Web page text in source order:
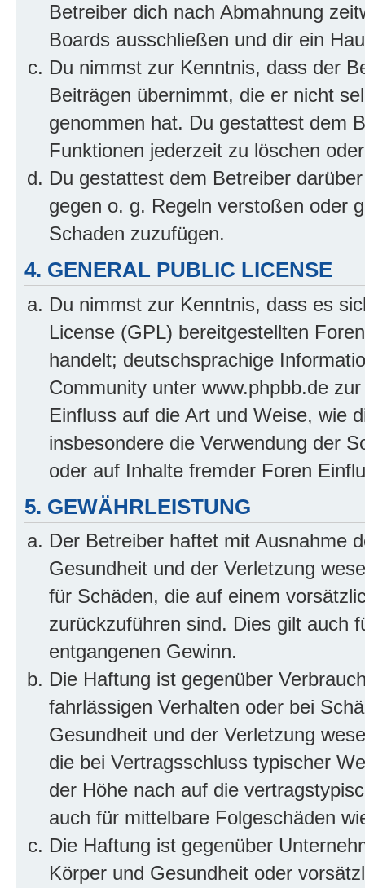
Betreiber dich nach Abmahnung
Boards ausschließen und dir ein
Du nimmst zur Kenntnis, dass der
Beiträgen übernimmt, die er nicht
genommen hat. Du gestattest dem
Funktionen jederzeit zu löschen
Du gestattest dem Betreiber
gegen o. g. Regeln verstoßen oder
Schaden zuzufügen.
4. GENERAL PUBLIC LICENSE
Du nimmst zur Kenntnis, dass es
License (GPL) bereitgestellten
handelt; deutschsprachige
Community unter www.phpbb.de
Einfluss auf die Art und Weise, wie
insbesondere die Verwendung der
oder auf Inhalte fremder Foren
5. GEWÄHRLEISTUNG
Der Betreiber haftet mit Ausnahme
Gesundheit und der Verletzung
für Schäden, die auf einem
zurückzuführen sind. Dies gilt auch
entgangenen Gewinn.
Die Haftung ist gegenüber
fahrlässigen Verhalten oder bei
Gesundheit und der Verletzung
die bei Vertragsschluss typischer
der Höhe nach auf die
auch für mittelbare Folgeschäden
Die Haftung ist gegenüber
Körper und Gesundheit oder